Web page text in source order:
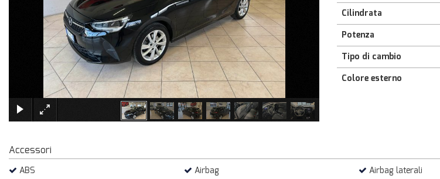
Cilindrata
Potenza
Tipo di cambio
Colore esterno
Accessori
ABS
Airbag
Airbag laterali